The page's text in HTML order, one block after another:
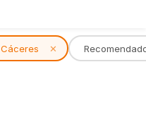
Cáceres ✕